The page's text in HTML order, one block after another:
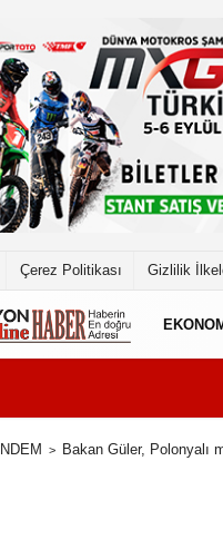
Çerez Politikası Gizlilik
Bakan Güler, Polonyalı